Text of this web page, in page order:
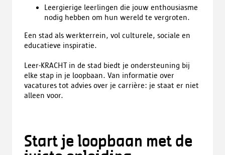
Leergierige leerlingen die jouw enthousiasme
nodig hebben om hun wereld te vergroten.
Een stad als werkterrein, vol culturele, sociale en
educatieve inspiratie.
Leer-KRACHT in de stad biedt je ondersteuning bij
elke stap in je loopbaan. Van informatie over
vacatures tot advies over je carrière: je staat er niet
alleen voor.
Start je loopbaan met de